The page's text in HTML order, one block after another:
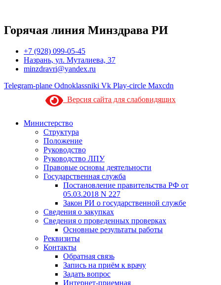
Горячая линия Минздрава РИ
+7 (928) 099-05-45
Назрань, ул. Муталиева, 37
minzdravri@yandex.ru
Telegram-plane Odnoklassniki Vk Play-circle Maxcdn
Версия сайта для слабовидящих
Министерство
Структура
Положение
Руководство
Руководство ЛПУ
Правовые основы деятельности
Государственная служба
Постановление правительства РФ от
05.03.2018 N 227
Закон РИ о государственной службе
Сведения о закупках
Сведения о проведенных проверках
Основные результаты работы
Реквизиты
Контакты
Обратная связь
Запись на приём к врачу
Задать вопрос
Интернет-приемная